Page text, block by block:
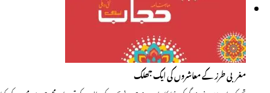
مغربی طرز کے معاشروں کی ایک جھلک